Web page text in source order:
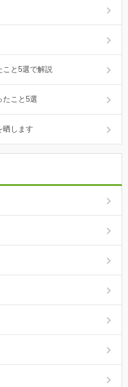
こと5選で解説
たこと5選
晒します